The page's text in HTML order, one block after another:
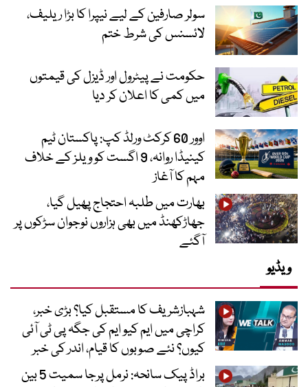
سولر صارفین کے لیے نیپرا کا بڑا ریلیف،
لائسنس کی شرط ختم
حکومت نے پیٹرول اور ڈیزل کی قیمتوں
میں کمی کا اعلان کر دیا
اوور 60 کرکٹ ورلڈ کپ: پاکستان ٹیم
کینیڈا روانہ، 9 اگست کو ویلز کے خلاف
مہم کا آغاز
بھارت میں طلبہ احتجاج پھیل گیا،
جھاڑکھنڈ میں بھی ہزاروں نوجوان سڑکوں پر
آگئے
ویڈیو
شہبازشریف کا مستقبل کیا؟ بڑی خبر،
کراچی میں ایم کیو ایم کی جگہ پی ٹی آئی
کیوں؟ نئے صوبوں کا قیام، اندر کی خبر
براڈ پیک سانحہ: نرمل پرجا سمیت 5 بین